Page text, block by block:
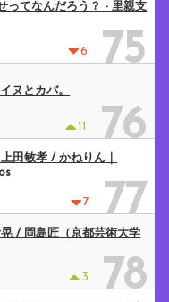
6 75
ってなんだろう？ - 里親支
11 76
ヌとカバ。
7 77
田敏孝 / かねりん｜
3 78
/ 岡島匠（京都芸術大学